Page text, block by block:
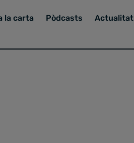
la carta Pòdcasts Actualitat